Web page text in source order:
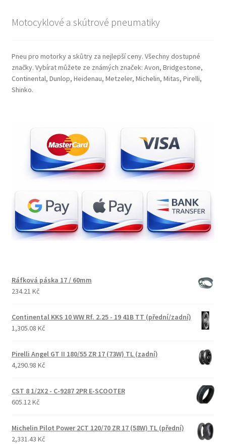
Motocyklové a skútrové pneumatiky
Pneu pro motorky a skůtry za nejlepší ceny. Všechny dostupné
značky. Vybírat můžete ze známých značek: Avon, Bridgestone,
Continental, Dunlop, Heidenau, Metzeler, Michelin, Mitas, Pirelli,
Shinko.
Ráfková páska 17 / 60mm
234.21 Kč
Continental KKS 10 WW Rf. 2.25 - 19 41B TT (přední/zadní)
1,305.08 Kč
Pirelli Angel GT II 180/55 ZR 17 (73W) TL (zadní)
4,290.98 Kč
CST 8 1/2X2 - C-9287 2PR E-SCOOTER
605.12 Kč
Michelin Pilot Power 2CT 120/70 ZR 17 (58W) TL (přední)
2,331.43 Kč